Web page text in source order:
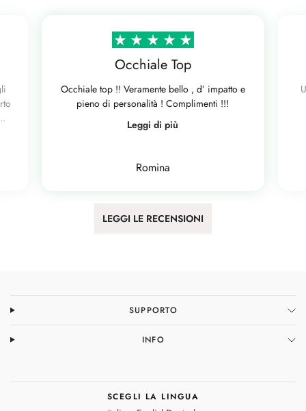
Occhiale Top
Occhiale top !! Veramente bello , d’ impatto e
pieno di personalità ! Complimenti !!!
Leggi di più
Romina
LEGGI LE RECENSIONI
SUPPORTO
INFO
SCEGLI LA LINGUA